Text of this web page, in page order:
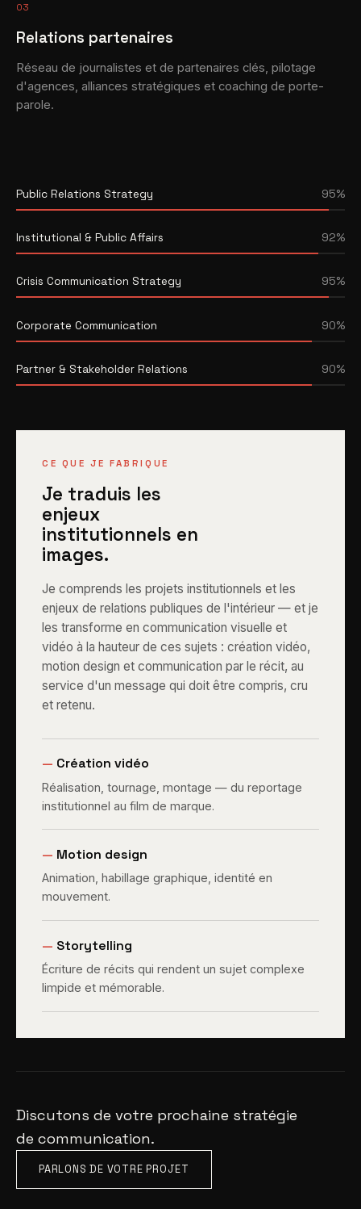
03
Relations partenaires
Réseau de journalistes et de partenaires clés, pilotage
d'agences, alliances stratégiques et coaching de porte-
parole.
Public Relations Strategy 95%
Institutional & Public Affairs 92%
Crisis Communication Strategy 95%
Corporate Communication 90%
Partner & Stakeholder Relations 90%
CE QUE JE FABRIQUE
Je traduis les
enjeux
institutionnels en
images.
Je comprends les projets institutionnels et les
enjeux de relations publiques de l'intérieur — et je
les transforme en communication visuelle et
vidéo à la hauteur de ces sujets : création vidéo,
motion design et communication par le récit, au
service d'un message qui doit être compris, cru
et retenu.
— Création vidéo
Réalisation, tournage, montage — du reportage
institutionnel au film de marque.
— Motion design
Animation, habillage graphique, identité en
mouvement.
— Storytelling
Écriture de récits qui rendent un sujet complexe
limpide et mémorable.
Discutons de votre prochaine stratégie
de communication.
PARLONS DE VOTRE PROJET